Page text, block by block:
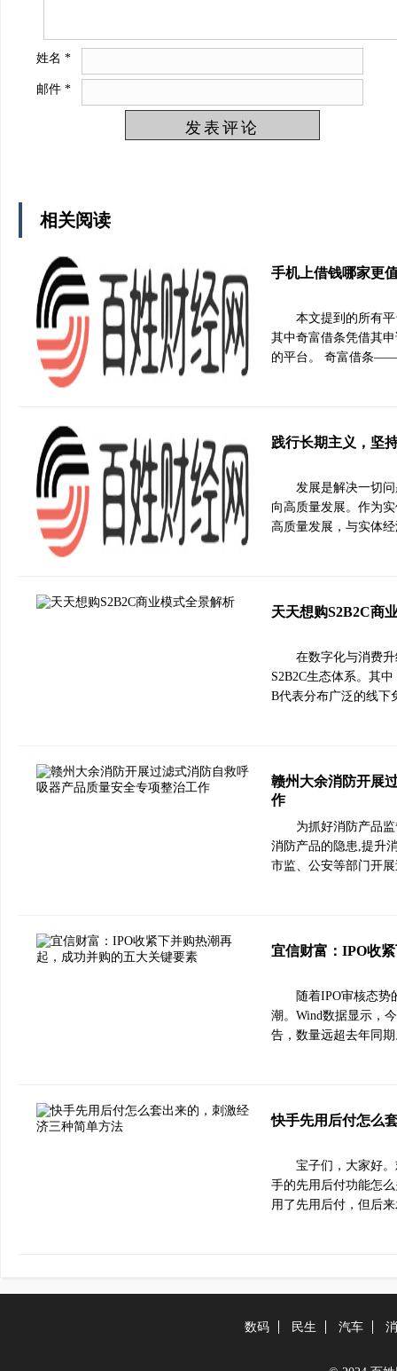
姓名 *
邮件 *
相关阅读
手机上借钱哪家更
本文提到的所有
其中奇富借条凭借其
的平台。 奇富借条
践行长期主义，坚
发展是解决一切
向高质量发展。作为
高质量发展，与实体
天天想购S2B2C商
在数字化与消费
S2B2C生态体系。其
B代表分布广泛的线
赣州大余消防开展
作
为抓好消防产品
消防产品的隐患,提升
市监、公安等部门开
宜信财富：IPO收
随着IPO审核态
潮。Wind数据显示，
告，数量远超去年同
快手先用后付怎么
宝子们，大家好
手的先用后付功能怎
用了先用后付，但后
数码 民生 汽车